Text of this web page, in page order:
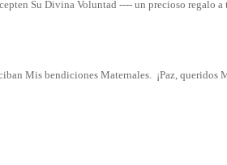
Su Divina Voluntad ---- un precioso regalo
Mis bendiciones Maternales. ¡Paz, queridos